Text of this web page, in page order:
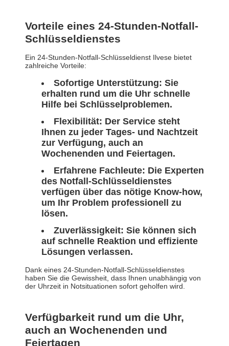
Vorteile eines 24-Stunden-Notfall-
Schlüsseldienstes
Ein 24-Stunden-Notfall-Schlüsseldienst Ilvese bietet
zahlreiche Vorteile:
Sofortige Unterstützung: Sie
erhalten rund um die Uhr schnelle
Hilfe bei Schlüsselproblemen.
Flexibilität: Der Service steht
Ihnen zu jeder Tages- und Nachtzeit
zur Verfügung, auch an
Wochenenden und Feiertagen.
Erfahrene Fachleute: Die Experten
des Notfall-Schlüsseldienstes
verfügen über das nötige Know-how,
um Ihr Problem professionell zu
lösen.
Zuverlässigkeit: Sie können sich
auf schnelle Reaktion und effiziente
Lösungen verlassen.
Dank eines 24-Stunden-Notfall-Schlüsseldienstes
haben Sie die Gewissheit, dass Ihnen unabhängig von
der Uhrzeit in Notsituationen sofort geholfen wird.
Verfügbarkeit rund um die Uhr,
auch an Wochenenden und
Feiertagen